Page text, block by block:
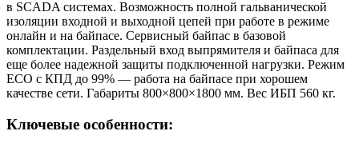
в SCADA системах. Возможность полной гальванической
изоляции входной и выходной цепей при работе в режиме
онлайн и на байпасе. Сервисный байпас в базовой
комплектации. Раздельный вход выпрямителя и байпаса для
еще более надежной защиты подключенной нагрузки. Режим
ECO с КПД до 99% — работа на байпасе при хорошем
качестве сети. Габариты 800×800×1800 мм. Вес ИБП 560 кг.
Ключевые особенности: